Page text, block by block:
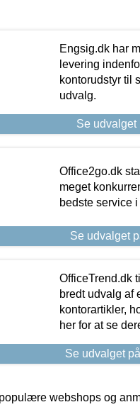
Engsig.dk har
levering
kontorudstyr til
udvalg.
Se udvalget
Office2go.dk
meget
bedste service
Se udvalget
OfficeTrend.dk
bredt udvalg af
kontorartikler,
her for at se
Se udvalget
webshops og